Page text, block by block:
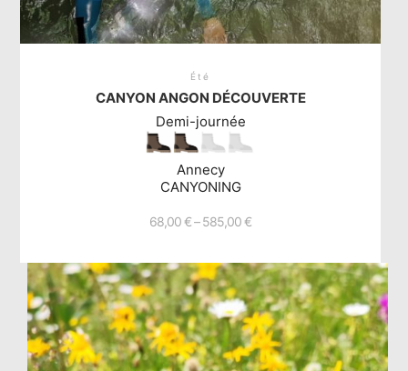
Été
CANYON ANGON DÉCOUVERTE
Demi-journée
Annecy
CANYONING
68,00 €–585,00 €
Ce
produit
plusieurs
variations.
Les